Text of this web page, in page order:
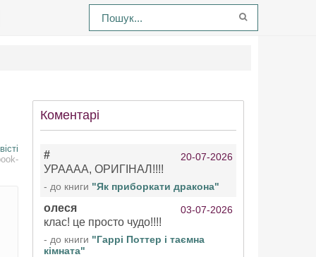
Коментарі
# 20-07-2026
УРАААА, ОРИГІНАЛ!!!!
- до книги "Як приборкати дракона"
олеся 03-07-2026
клас! це просто чудо!!!!
- до книги "Гаррі Поттер і таємна
кімната"